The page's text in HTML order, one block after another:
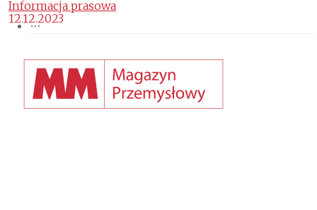
Informacja prasowa
12.12.2023